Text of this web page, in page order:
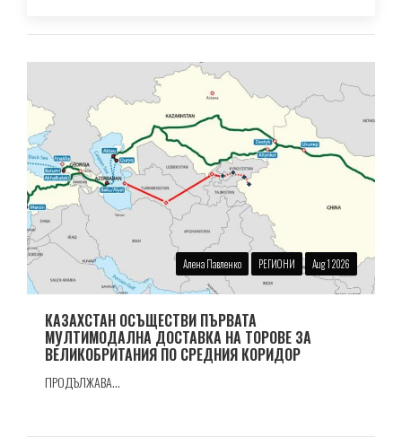
Алена Павленко РЕГИОНИ Aug 1 2026
КАЗАХСТАН ОСЪЩЕСТВИ ПЪРВАТА
МУЛТИМОДАЛНА ДОСТАВКА НА ТОРОВЕ ЗА
ВЕЛИКОБРИТАНИЯ ПО СРЕДНИЯ КОРИДОР
ПРОДЪЛЖАВА...